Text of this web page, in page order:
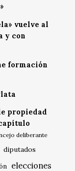
vuelve al
y con
formación
propiedad
deliberante
diputados
elecciones